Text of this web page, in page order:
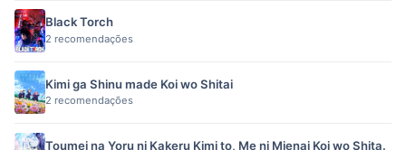
Black Torch
2 recomendações
Kimi ga Shinu made Koi wo Shitai
2 recomendações
Toumei na Yoru ni Kakeru Kimi to, Me ni Mienai Koi wo Shita.